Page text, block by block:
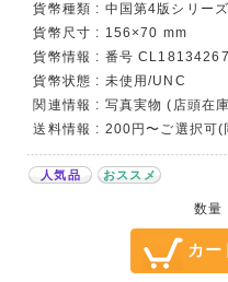
貨幣種類 : 中国第4版シリー
貨幣尺寸 : 156×70 mm
貨幣情報 : 番号 CL18134267
貨幣状態 : 未使用/UNC
関連情報 : 写真実物 (店頭在
送料情報 : 200円〜ご選択可(
人気品 おススメ
数量